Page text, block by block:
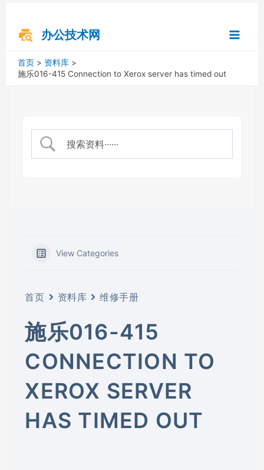
办公技术网
Menu
首页
资料库
施乐016-415 Connection to Xerox server has timed out
View Categories
首页 资料库 维修手册
施乐016-415
CONNECTION TO
XEROX SERVER
HAS TIMED OUT